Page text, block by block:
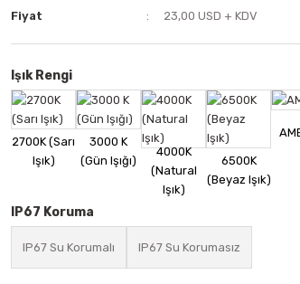
Fiyat
23,00 USD + KDV
Işık Rengi
IP67 Koruma
IP67 Su Korumalı IP67 Su Korumasız